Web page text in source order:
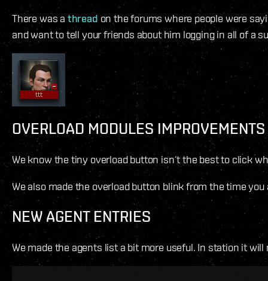
There was a thread on the forums where people were
and want to tell your friends about him logging in all of a
OVERLOAD MODULES IMPROVEMENTS
We know the tiny overload button isn‘t the best to click
We also made the overload button blink from the time
NEW AGENT ENTRIES
We made the agents list a bit more useful. In station it